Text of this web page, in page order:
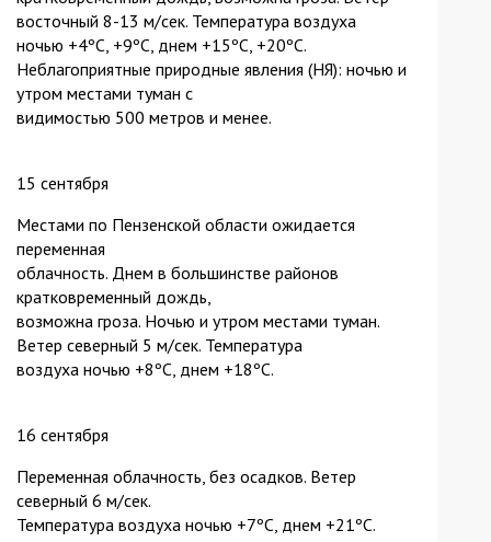
восточный 8-13 м/сек. Температура воздуха
ночью +4ºС, +9ºС, днем +15ºС, +20ºС.
Неблагоприятные природные явления (НЯ): ночью и
утром местами туман с
видимостью 500 метров и менее.
15 сентября
Местами по Пензенской области ожидается
переменная
облачность. Днем в большинстве районов
кратковременный дождь,
возможна гроза. Ночью и утром местами туман.
Ветер северный 5 м/сек. Температура
воздуха ночью +8ºС, днем +18ºС.
16 сентября
Переменная облачность, без осадков. Ветер
северный 6 м/сек.
Температура воздуха ночью +7ºС, днем +21ºС.